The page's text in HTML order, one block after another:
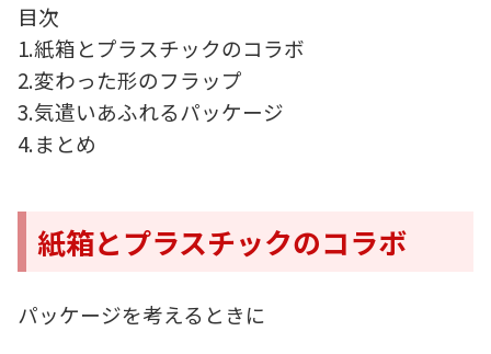
目次
1.紙箱とプラスチックのコラボ
2.変わった形のフラップ
3.気遣いあふれるパッケージ
4.まとめ
紙箱とプラスチックのコラボ
パッケージを考えるときに